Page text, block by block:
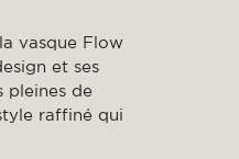
vasque Flow
et ses
pleines de
raffiné qui